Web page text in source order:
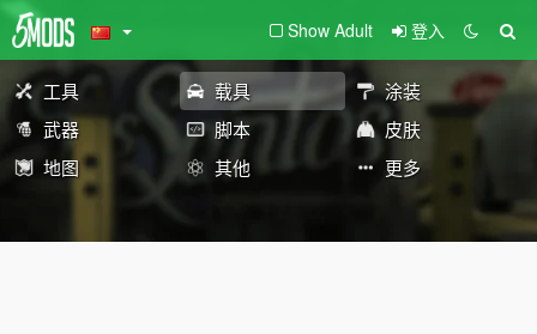
Show Adult 登入
工具 载具
涂装
武器
脚本
皮肤
地图
其他 更多